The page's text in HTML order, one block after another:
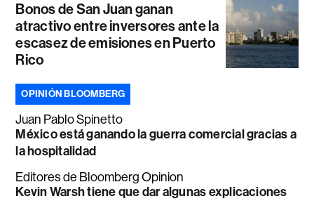
Bonos de San Juan ganan
atractivo entre inversores ante la
escasez de emisiones en Puerto
Rico
OPINIÓN BLOOMBERG
Juan Pablo Spinetto
México está ganando la guerra comercial gracias a
la hospitalidad
Editores de Bloomberg Opinion
Kevin Warsh tiene que dar algunas explicaciones